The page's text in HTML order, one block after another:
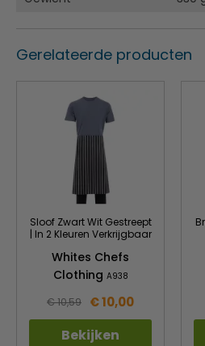
Gerelateerde producten
Sloof Zwart Wit Gestreept
| In 2 Kleuren Verkrijgbaar
Whites Chefs
Clothing A938
€ 10,59 € 10,00
Bekijken